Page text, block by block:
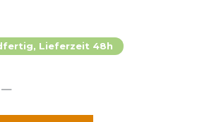
Lieferzeit 48h